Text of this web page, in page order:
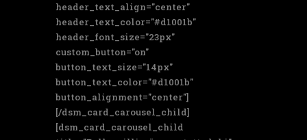
header_text_align="center"
header_text_color="#d1001b"
header_font_size="23px"
custom_button="on"
button_text_size="14px"
button_text_color="#d1001b"
button_alignment="center"]
[/dsm_card_carousel_child]
[dsm_card_carousel_child